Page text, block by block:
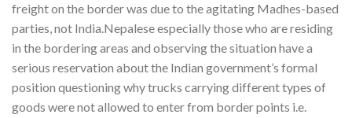
freight on the border was due to the agitating Madhes-based
parties, not India.Nepalese especially those who are residing
in the bordering areas and observing the situation have a
serious reservation about the Indian government’s formal
position questioning why trucks carrying different types of
goods were not allowed to enter from border points i.e.